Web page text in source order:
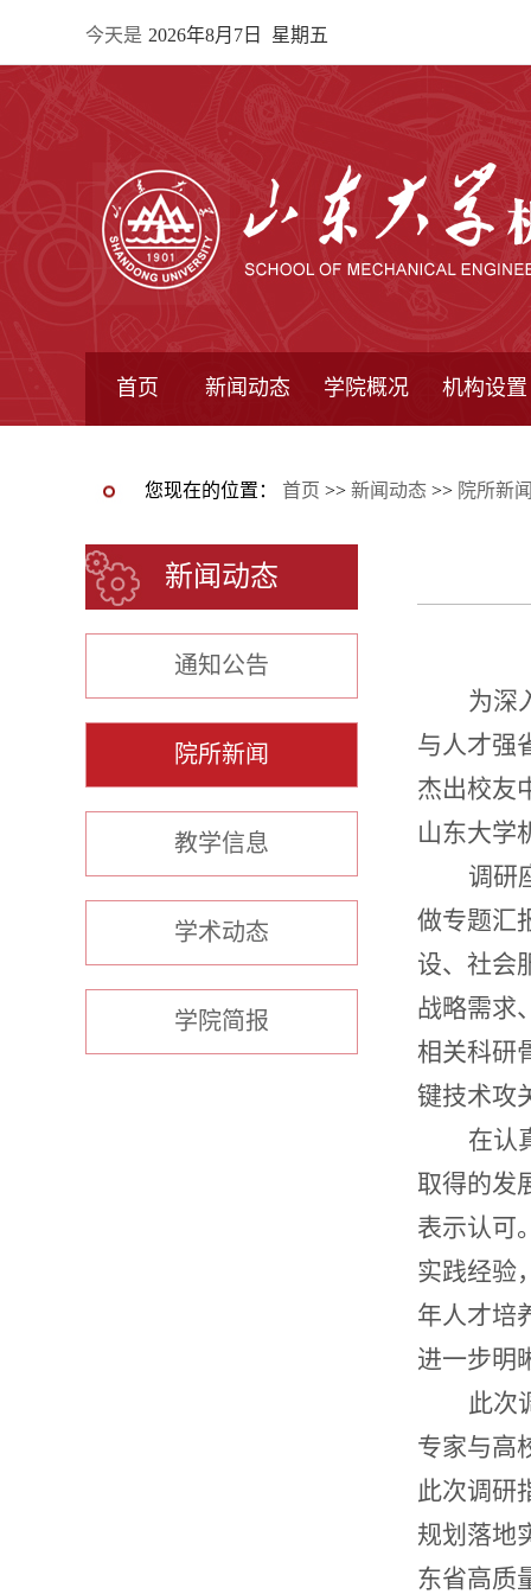
今天是 2026年8月7日 星期五
首页 新闻动态 学院概况 机构设置
您现在的位置： 首页 >> 新闻动态 >> 院所新
新闻动态
通知公告
院所新闻
教学信息
学术动态
学院简报
为深
与人才强
杰出校友
山东大学
调研
做专题汇
设、社会
战略需求
相关科研
键技术攻
在认
取得的发
表示认可
实践经验
年人才培
进一步明
此次
专家与高
此次调研
规划落地
东省高质